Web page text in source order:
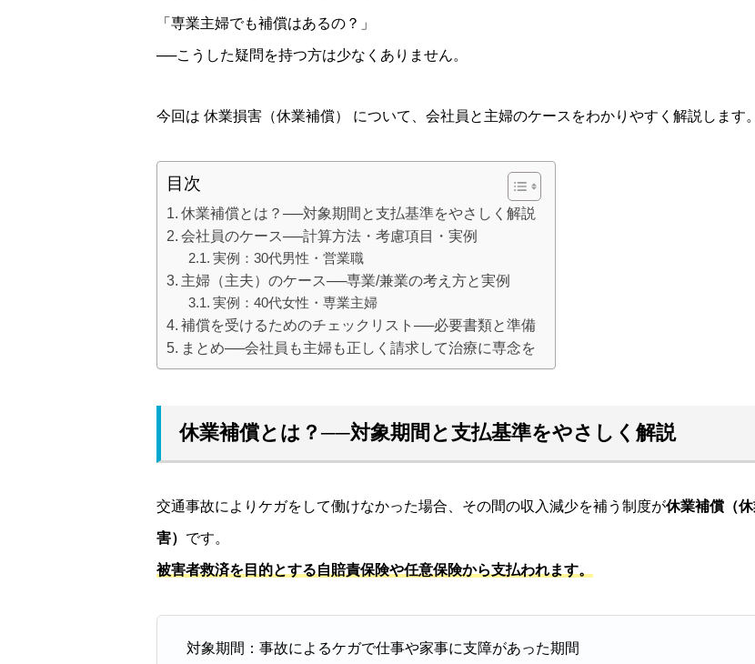
「専業主婦でも補償はあるの？」
──こうした疑問を持つ方は少なくありません。
今回は 休業損害（休業補償） について、会社員と主婦のケースをわかりやすく解説します。
目次
休業補償とは？──対象期間と支払基準をやさしく解説
会社員のケース──計算方法・考慮項目・実例
実例：30代男性・営業職
主婦（主夫）のケース──専業/兼業の考え方と実例
実例：40代女性・専業主婦
補償を受けるためのチェックリスト──必要書類と準備
まとめ──会社員も主婦も正しく請求して治療に専念を
休業補償とは？──対象期間と支払基準をやさしく解説
交通事故によりケガをして働けなかった場合、その間の収入減少を補う制度が休業補償（
害） です。
被害者救済を目的とする自賠責保険や任意保険から支払われます。
対象期間：事故によるケガで仕事や家事に支障があった期間